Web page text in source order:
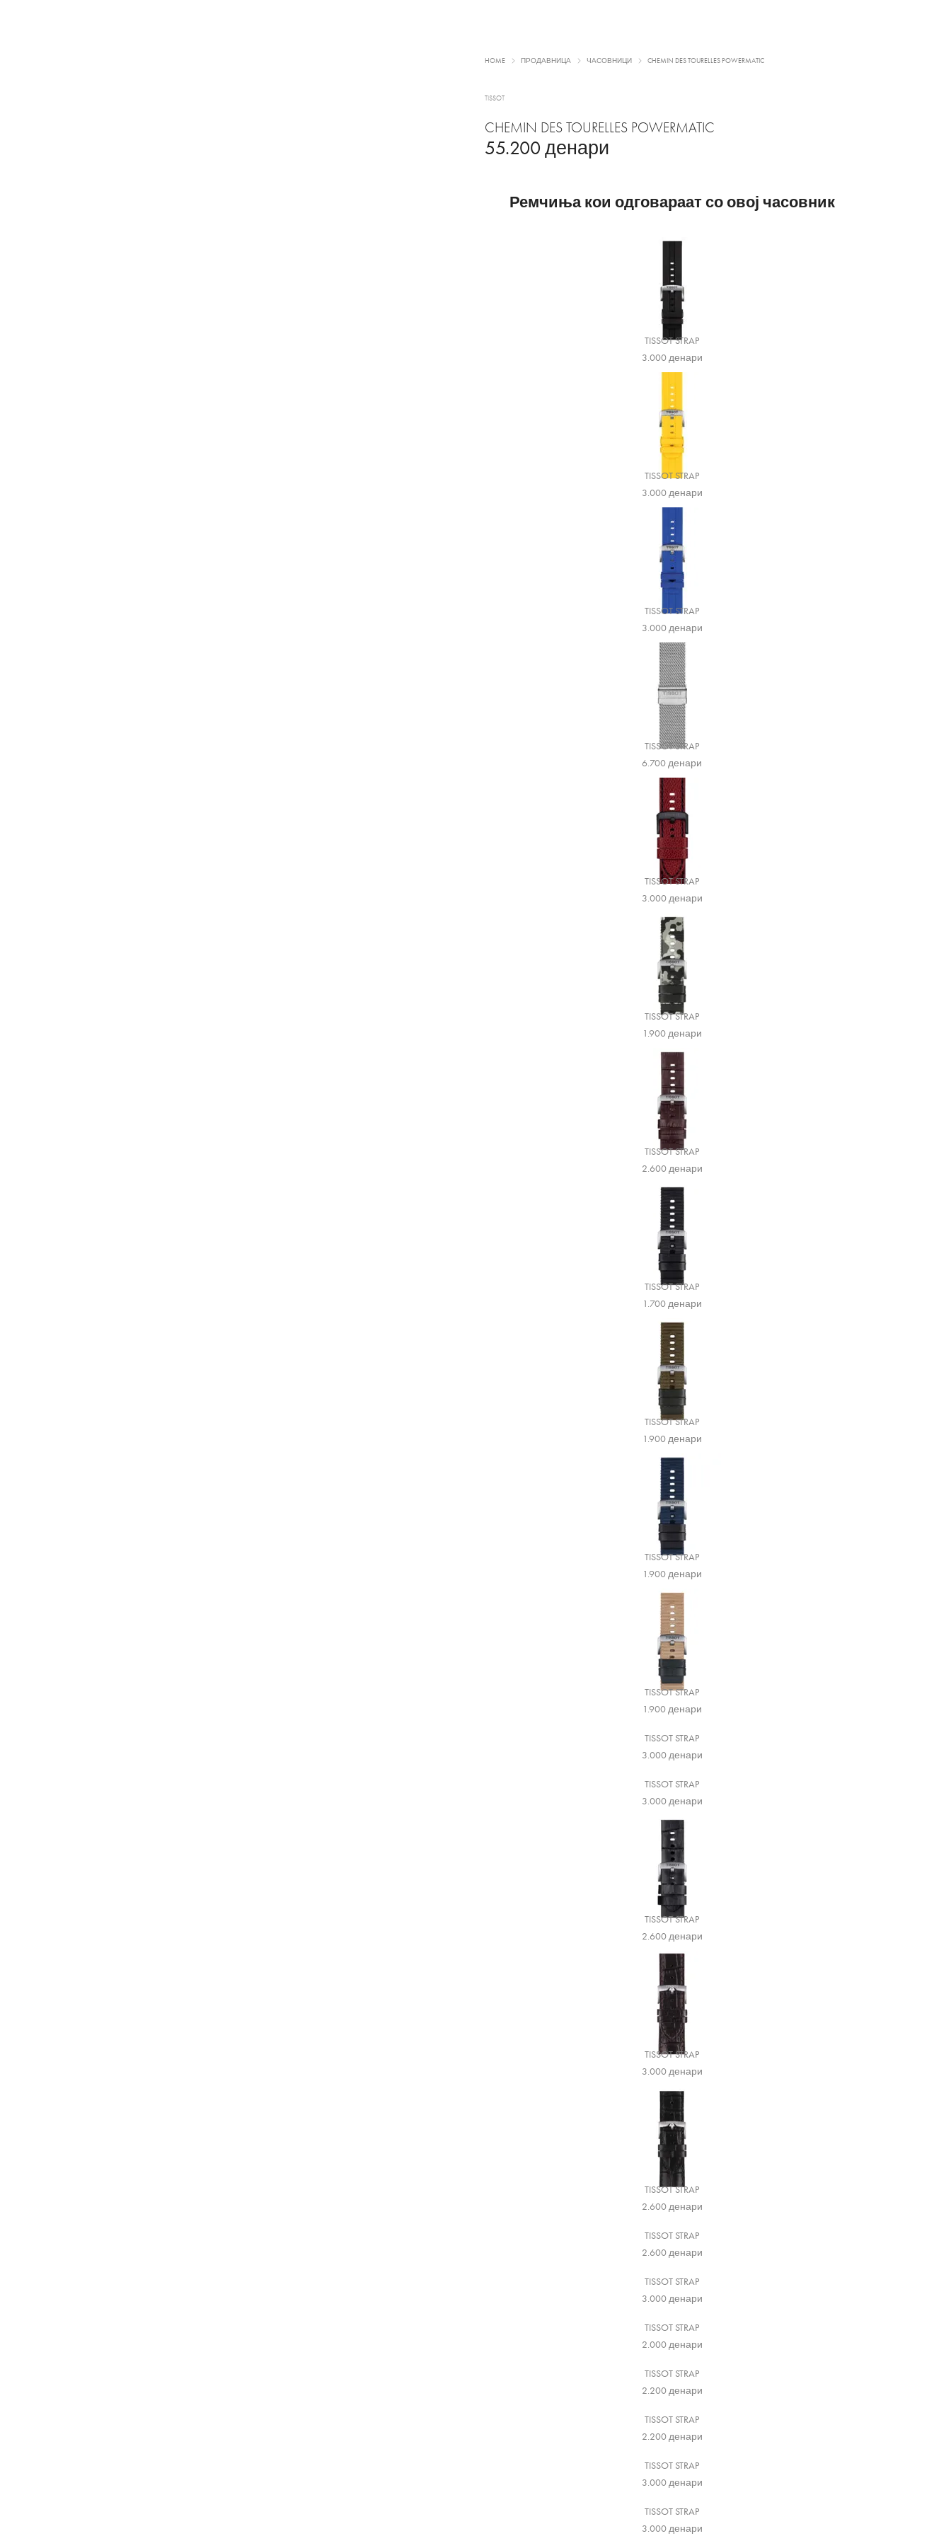
HOME ПРОДАВНИЦА ЧАСОВНИЦИ CHEMIN DES TOURELLES POWERMATIC
TISSOT
CHEMIN DES TOURELLES POWERMATIC
55.200денари
Ремчиња кои одговараат со овој часовник
TISSOT STRAP
3.000денари
TISSOT STRAP
3.000денари
TISSOT STRAP
3.000денари
TISSOT STRAP
6.700денари
TISSOT STRAP
3.000денари
TISSOT STRAP
1.900денари
TISSOT STRAP
2.600денари
TISSOT STRAP
1.700денари
TISSOT STRAP
1.900денари
TISSOT STRAP
1.900денари
TISSOT STRAP
1.900денари
TISSOT STRAP
3.000денари
TISSOT STRAP
3.000денари
TISSOT STRAP
2.600денари
TISSOT STRAP
3.000денари
TISSOT STRAP
2.600денари
TISSOT STRAP
2.600денари
TISSOT STRAP
3.000денари
TISSOT STRAP
2.000денари
TISSOT STRAP
2.200денари
TISSOT STRAP
2.200денари
TISSOT STRAP
3.000денари
TISSOT STRAP
3.000денари